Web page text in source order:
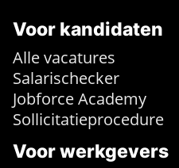
Voor kandidaten
Alle vacatures
Salarischecker
Jobforce Academy
Sollicitatieprocedure
Voor werkgevers